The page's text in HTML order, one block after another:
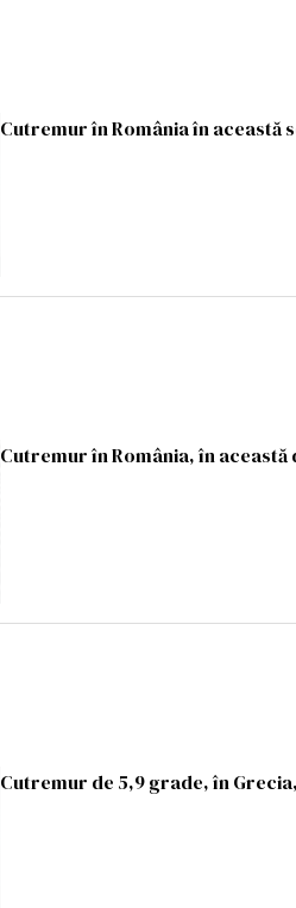
Cutremur în România în această
Cutremur în România, în această
Cutremur de 5,9 grade, în